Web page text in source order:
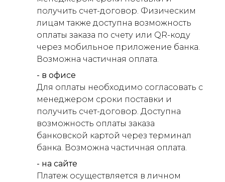
получить счет-договор. Физическим
лицам также доступна возможность
оплаты заказа по счету или QR-коду
через мобильное приложение банка.
Возможна частичная оплата.
- в офисе
Для оплаты необходимо согласовать с
менеджером сроки поставки и
получить счет-договор. Доступна
возможность оплаты заказа
банковской картой через терминал
банка. Возможна частичная оплата.
- на сайте
Платеж осуществляется в личном